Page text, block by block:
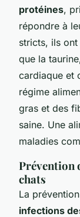
protéines,
répondre à
stricts, ils
que la
cardiaque et
régime
gras et des
saine. Une
maladies
Prévention
chats
La
infections